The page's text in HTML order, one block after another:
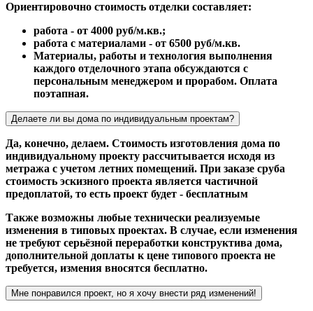
Ориентировочно стоимость отделки составляет:
работа - от 4000 руб/м.кв.;
работа с материалами - от 6500 руб/м.кв.
Материалы, работы и технология выполнения
каждого отделочного этапа обсуждаются с
персональным менеджером и прорабом. Оплата
поэтапная.
Делаете ли вы дома по индивидуальным проектам?
Да, конечно, делаем. Стоимость изготовления дома по
индивидуальному проекту рассчитывается исходя из
метража с учетом летних помещений. При заказе сруба
стоимость эскизного проекта является частичной
предоплатой, то есть проект будет - бесплатным
Также возможны любые технически реализуемые
изменения в типовых проектах. В случае, если изменения
не требуют серьёзной переработки конструктива дома,
дополнительной доплаты к цене типового проекта не
требуется, измения вносятся бесплатно.
Мне понравился проект, но я хочу внести ряд изменений!